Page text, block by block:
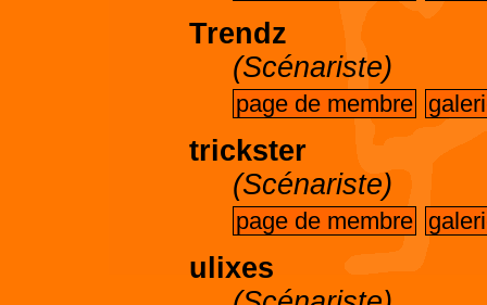
Trendz
(Scénariste)
page de membre
trickster
(Scénariste)
page de membre
ulixes